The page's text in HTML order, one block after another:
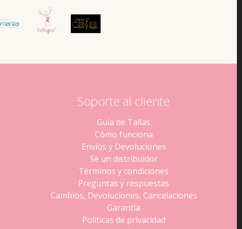
Soporte al cliente
Guía de Tallas
Cómo funciona
Envíos y Devoluciones
Se un distribuidor
Términos y condiciones
Preguntas y respuestas
Cambios, Devoluciones, Cancelaciones
Garantía
Políticas de privacidad